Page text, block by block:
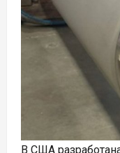
В США